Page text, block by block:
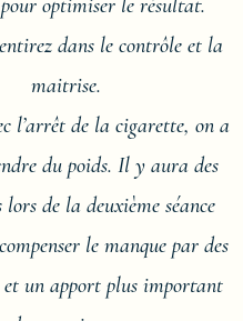
optimiser le résultat.
dans le contrôle et la
maitrise.
l’arrêt de la cigarette, on a
du poids. Il y aura des
lors de la deuxième séance
le manque par des
et un apport plus important